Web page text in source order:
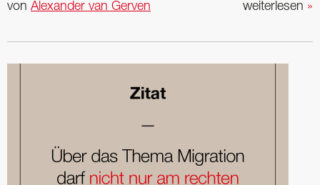
weiterlesen »
von Alexander van Gerven